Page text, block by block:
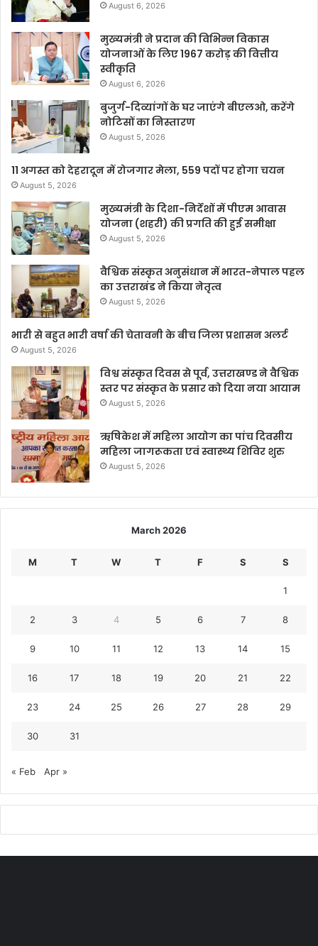
August 6, 2026
मुख्यमंत्री ने प्रदान की विभिन्न विकास
योजनाओं के लिए 1967 करोड़ की वित्तीय
स्वीकृति
August 6, 2026
बुजुर्ग-दिव्यांगों के घर जाएंगे बीएलओ, करेंगे
नोटिसों का निस्तारण
August 5, 2026
11 अगस्त को देहरादून में रोजगार मेला, 559 पदों पर होगा चयन
August 5, 2026
मुख्यमंत्री के दिशा-निर्देशों में पीएम आवास
योजना (शहरी) की प्रगति की हुई समीक्षा
August 5, 2026
वैश्विक संस्कृत अनुसंधान में भारत-नेपाल पहल
का उत्तराखंड ने किया नेतृत्व
August 5, 2026
भारी से बहुत भारी वर्षा की चेतावनी के बीच जिला प्रशासन अलर्ट
August 5, 2026
विश्व संस्कृत दिवस से पूर्व, उत्तराखण्ड ने वैश्विक
स्तर पर संस्कृत के प्रसार को दिया नया आयाम
August 5, 2026
ऋषिकेश में महिला आयोग का पांच दिवसीय
महिला जागरूकता एवं स्वास्थ्य शिविर शुरु
August 5, 2026
March 2026
M T W T F S S
1
2 3 4 5 6 7 8
9 10 11 12 13 14 15
16 17 18 19 20 21 22
23 24 25 26 27 28 29
30 31
« Feb Apr »